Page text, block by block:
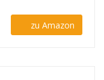
zu Amazon